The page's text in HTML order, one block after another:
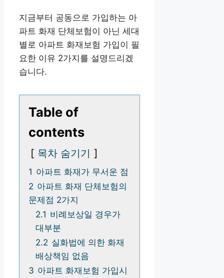
지금부터 공동으로 가입하는 아
파트 화재 단체보험이 아닌 세대
별로 아파트 화재보험 가입이 필
요한 이유 2가지를 설명드리겠
습니다.
Table of
contents
목차 숨기기
1 아파트 화재가 무서운 점
2 아파트 화재 단체보험의
문제점 2가지
2.1 비례보상일 경우가
대부분
2.2 실화법에 의한 화재
배상책임 없음
3 아파트 화재보험 가입시